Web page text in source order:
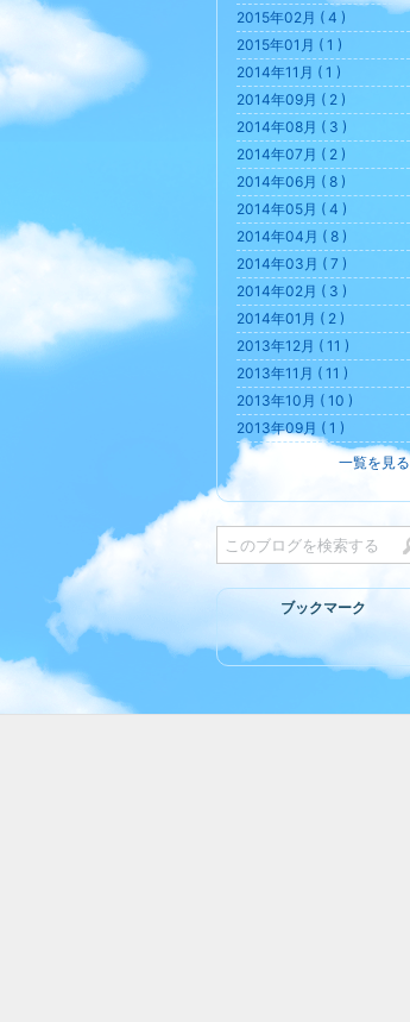
2015年02月 ( 4 )
2015年01月 ( 1 )
2014年11月 ( 1 )
2014年09月 ( 2 )
2014年08月 ( 3 )
2014年07月 ( 2 )
2014年06月 ( 8 )
2014年05月 ( 4 )
2014年04月 ( 8 )
2014年03月 ( 7 )
2014年02月 ( 3 )
2014年01月 ( 2 )
2013年12月 ( 11 )
2013年11月 ( 11 )
2013年10月 ( 10 )
2013年09月 ( 1 )
一覧を見る
ブックマーク